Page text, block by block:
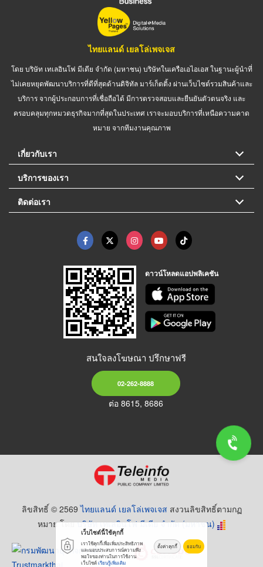
ไทยแลนด์ เยลโล่เพจเจส
โดย บริษัท เทเลอินโฟ มีเดีย จำกัด (มหาชน) บริษัทในเครือเอไอเอส ในฐานะผู้นำที่
ไม่เคยหยุดพัฒนาบริการที่ดีที่สุดด้านดิจิทัล มาร์เก็ตติ้ง ผ่านเว็บไซต์รวมสินค้าและ
บริการ จากผู้ประกอบการที่เชื่อถือได้ มีการตรวจสอบและยืนยันตัวตนจริง และ
ครอบคลุมทุกหมวดธุรกิจมากที่สุดในประเทศ เราจะมอบบริการที่เหนือความคาด
หมาย จากทีมงานคุณภาพ
เกี่ยวกับเรา
บริการของเรา
ติดต่อเรา
ดาวน์โหลดแอปพลิเคชัน
สนใจลงโฆษณา ปรึกษาฟรี
02-262-8888
ต่อ 8615, 8686
ลิขสิทธิ์ © 2569ไทยแลนด์ เยลโล่เพจเจส สงวนลิขสิทธิ์ตามกฏ
หมาย โดยบริษัท เทเลอินโฟ มีเดีย จำกัด (มหาชน)
เว็บไซต์นี้ใช้คุกกี้
เราใช้คุกกี้เพื่อเพิ่มประสิทธิภาพ
และมอบประสบการณ์ความพึง
พอใจของท่านในการใช้งาน
เว็บไซต์เรียนรู้เพิ่มเติม
ตั้งค่าคุกกี้ ยอมรับ